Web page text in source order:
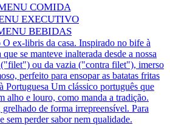
COMIDA
EXECUTIVO
BEBIDAS
O ex-libris da casa. Inspirado no bife à
se manteve inalterada desde a nossa
ou da vazia ("contra filet"), imerso
perfeito para ensopar as batatas fritas
Portuguesa Um clássico português que
alho e louro, como manda a tradição.
grelhado de forma irrepreensível. Para
sem perder sabor nem qualidade.